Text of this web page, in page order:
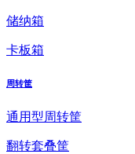
储纳箱
卡板箱
周转筐
通用型周转筐
翻转套叠筐